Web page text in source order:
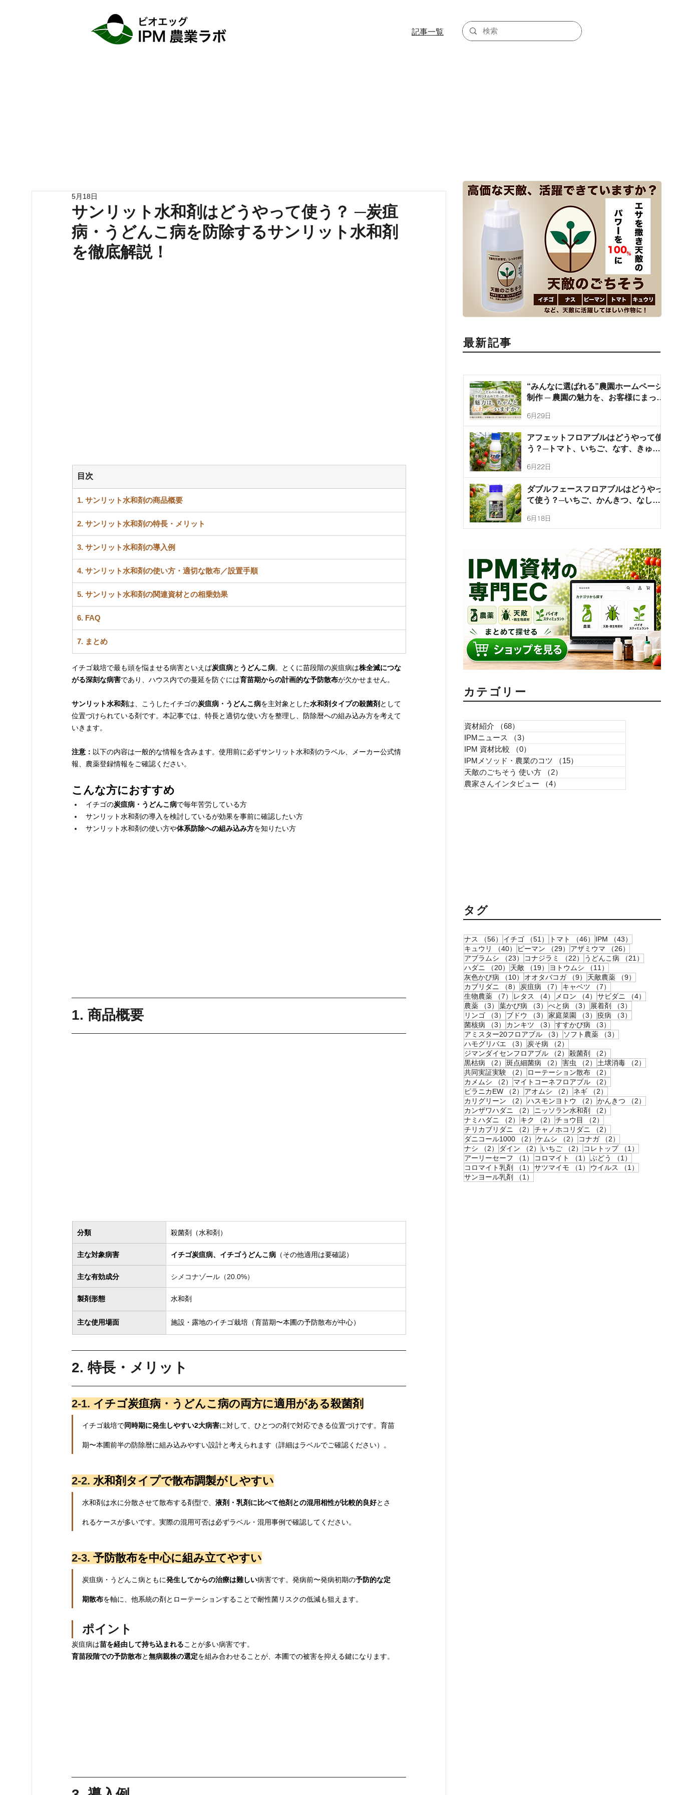
記事一覧
サンリット水和剤はどうやって使う？ ─炭疽
病・うどんこ病を防除するサンリット水和剤
を徹底解説！
5月18日
目次
1. サンリット水和剤の商品概要
2. サンリット水和剤の特長・メリット
3. サンリット水和剤の導入例
4. サンリット水和剤の使い方・適切な散布／設置手順
5. サンリット水和剤の関連資材との相乗効果
6. FAQ
7. まとめ
イチゴ栽培で最も頭を悩ませる病害といえば炭疽病と うどんこ病。とくに苗段階の炭疽病は株全滅につな
がる深刻な病害であり、ハウス内での蔓延を防ぐには育苗期からの計画的な予防散布が欠かせません。
サンリット水和剤は、こうしたイチゴの炭疽病・うどんこ病を主対象とした水和剤タイプの殺菌剤 として
位置づけられている剤です。本記事では、特長と適切な使い方を整理し、防除暦への組み込み方を考えて
いきます。
注意： 以下の内容は一般的な情報を含みます。使用前に必ずサンリット水和剤のラベル、メーカー公式情
報、農薬登録情報をご確認ください。
こんな方におすすめ
イチゴの炭疽病・うどんこ病で毎年苦労している方
サンリット水和剤の導入を検討しているが効果を事前に確認したい方
サンリット水和剤の使い方や体系防除への組み込み方を知りたい方
1. 商品概要
分類 殺菌剤（水和剤）
主な対象病害 イチゴ炭疽病、イチゴうどんこ病 （その他適用は要確認）
主な有効成分 シメコナゾール（20.0%）
製剤形態 水和剤
主な使用場面 施設・露地のイチゴ栽培（育苗期〜本圃の予防散布が中心）
2. 特長・メリット
2‑1. イチゴ炭疽病・うどんこ病の両方に適用がある殺菌剤
イチゴ栽培で同時期に発生しやすい2大病害に対して、ひとつの剤で対応できる位置づけです。育苗
期〜本圃前半の防除暦に組み込みやすい設計と考えられます（詳細はラベルでご確認ください）。
2‑2. 水和剤タイプで散布調製がしやすい
水和剤は水に分散させて散布する剤型で、 液剤・乳剤に比べて他剤との混用相性が比較的良好とさ
れるケースが多いです。実際の混用可否は必ずラベル・混用事例で確認してください。
2‑3. 予防散布を中心に組み立てやすい
炭疽病・うどんこ病ともに発生してからの治療は難しい病害です。発病前〜発病初期の予防的な定
期散布を軸に、他系統の剤とローテーションすることで耐性菌リスクの低減も狙えます。
ポイント
炭疽病は苗を経由して持ち込まれることが多い病害です。
育苗段階での予防散布と無病親株の選定を組み合わせることが、本圃での被害を抑える鍵になります。
最新記事
“みんなに選ばれる”農園ホームページ
制作 ─ 農園の魅力を、お客様にまっす
6月29日
アフェットフロアブルはどうやって使
う？─トマト、いちご、なす、きゅう
こ病、菌核病を防除するアフェットフ
6月22日
ダブルフェースフロアブルはどうやっ
て使う？─いちご、かんきつ、なし、
類、ミカンサビダニ、チャノホコリダ
6月18日
​カテゴリー
資材紹介 （68）
IPMニュース
（3）
IPM 資材比較
（0）
IPMメソッド・農業のコツ
（15）
天敵のごちそう 使い方
（2）
農家さんインタビュー
（4）
タグ
ナス （56） 56件の記事
イチゴ （51） 51件の記事
トマト （46） 46件の記事
IPM （43）
キュウリ
（40） 40件の記事
ピーマン （29） 29件の記事
アザミウマ （26）
アブラムシ
（23） 23件の記事
コナジラミ （22） 22件の記事
うどんこ病 （21）
ハダニ
（20） 20件の記事
天敵 （19） 19件の記事
ヨトウムシ （11）
灰色かび病
（10） 10件の記事
オオタバコガ （9） 9件の記事
天敵農薬 （9）
カブリダニ
（8） 8件の記事
炭疽病 （7） 7件の記事
キャベツ （7）
生物農薬
（7） 7件の記事
レタス （4） 4件の記事
メロン （4） 4件の記事
サビダニ （4）
農薬
（3） 3件の記事
葉かび病 （3） 3件の記事
べと病 （3） 3件の記事
展着剤 （3）
リンゴ
（3） 3件の記事
ブドウ （3） 3件の記事
家庭菜園 （3） 3件の記事
疫病 （3）
菌核病
（3） 3件の記事
カンキツ （3） 3件の記事
すすかび病 （3）
アミスター20フロアブル
（3） 3件の記事
ソフト農薬 （3）
ハモグリバエ
（3） 3件の記事
炭そ病 （2）
ジマンダイセンフロアブル
（2） 2件の記事
殺菌剤 （2）
黒枯病
（2） 2件の記事
斑点細菌病 （2） 2件の記事
害虫 （2） 2件の記事
土壌消毒 （2）
共同実証実験
（2） 2件の記事
ローテーション散布 （2）
カメムシ
（2） 2件の記事
マイトコーネフロアブル （2）
ピラニカEW
（2） 2件の記事
アオムシ （2） 2件の記事
ネギ （2）
カリグリーン
（2） 2件の記事
ハスモンヨトウ （2） 2件の記事
かんきつ （2）
カンザワハダニ
（2） 2件の記事
ニッソラン水和剤 （2）
ナミハダニ
（2） 2件の記事
キク （2） 2件の記事
チョウ目 （2）
チリカブリダニ
（2） 2件の記事
チャノホコリダニ （2）
ダニコール1000
（2） 2件の記事
ケムシ （2） 2件の記事
コナガ （2）
ナシ
（2） 2件の記事
ダイン （2） 2件の記事
いちご （2） 2件の記事
コレトップ （1）
アーリーセーフ
（1） 1件の記事
コロマイト （1） 1件の記事
ぶどう （1）
コロマイト乳剤
（1） 1件の記事
サツマイモ （1） 1件の記事
ウイルス （1）
サンヨール乳剤
（1）